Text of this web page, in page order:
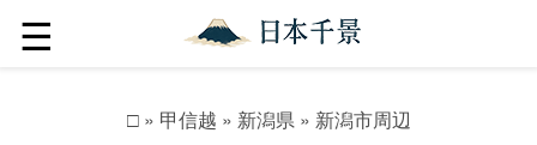
☰
□» 甲信越 » 新潟県» 新潟市周辺